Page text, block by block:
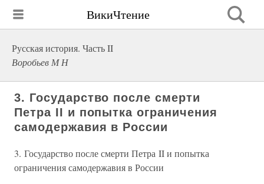
ВикиЧтение
Русская история. Часть II
Воробьев М Н
3. Государство после смерти
Петра II и попытка ограничения
самодержавия в России
3. Государство после смерти Петра II и попытка
ограничения самодержавия в России